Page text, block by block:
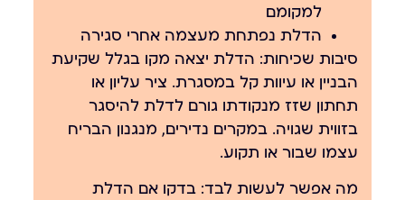
למקומם
הדלת נפתחת מעצמה אחרי סגירה
סיבות שכיחות: הדלת יצאה מקו בגלל שקיעת
הבניין או עיוות קל במסגרת. ציר עליון או
תחתון שזז מנקודתו גורם לדלת להיסגר
בזווית שגויה. במקרים נדירים, מנגנון הבריח
עצמו שבור או תקוע.
מה אפשר לעשות לבד: בדקו אם הדלת